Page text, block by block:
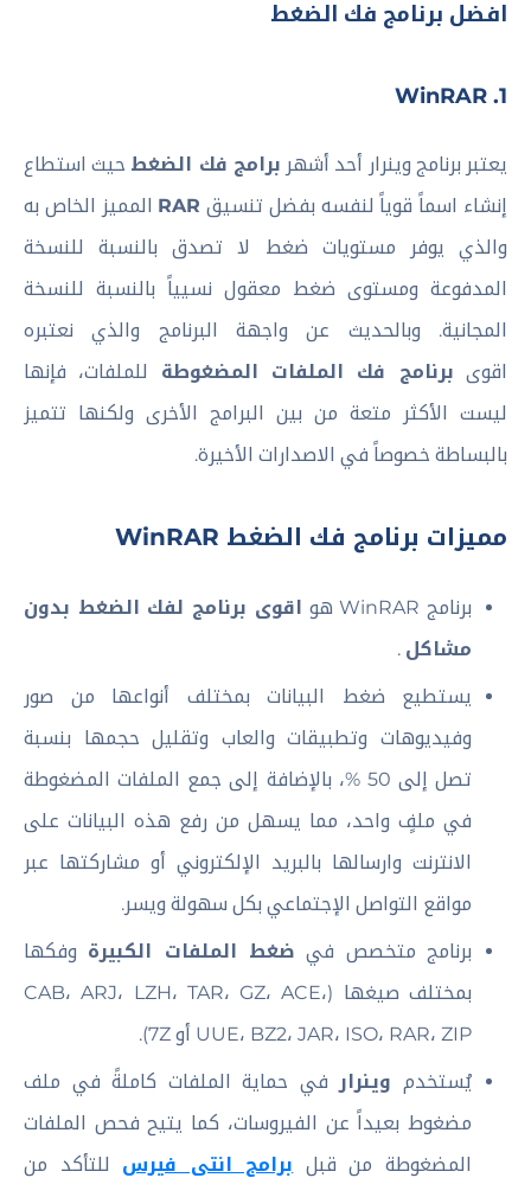
افضل برنامج فك الضغط
1. WinRAR
يعتبر برنامج وينرار أحد أشهر برامج فك الضغط حيث استطاع
إنشاء اسماً قوياً لنفسه بفضل تنسيق RAR المميز الخاص به
والذي يوفر مستويات ضغط لا تصدق بالنسبة للنسخة
المدفوعة ومستوى ضغط معقول نسيياً بالنسبة للنسخة
المجانية. وبالحديث عن واجهة البرنامج والذي نعتبره
اقوى برنامج فك الملفات المضغوطة للملفات، فإنها
ليست الأكثر متعة من بين البرامج الأخرى ولكنها تتميز
بالبساطة خصوصاً في الاصدارات الأخيرة.
مميزات برنامج فك الضغط WinRAR
برنامج WinRAR هو
اقوى برنامج لفك الضغط بدون
مشاكل .
يستطيع ضغط البيانات بمختلف أنواعها من صور
وفيديوهات وتطبيقات والعاب وتقليل حجمها بنسبة
تصل إلى 50 %، بالإضافة إلى جمع الملفات المضغوطة
في ملفٍ واحد، مما يسهل من رفع هذه البيانات على
الانترنت وارسالها بالبريد الإلكتروني أو مشاركتها عبر
مواقع التواصل الإجتماعي بكل سهولة ويسر.
برنامج متخصص في ضغط الملفات الكبيرة وفكها
بمختلف صيغها (CAB، ARJ، LZH، TAR، GZ، ACE،
UUE، BZ2، JAR، ISO، RAR، ZIP أو 7Z).
يُستخدم وينرار
في حماية الملفات كاملةً في ملف
مضغوط بعيداً عن الفيروسات، كما يتيح فحص الملفات
المضغوطة من قبل برامج انتى فيرس للتأكد من